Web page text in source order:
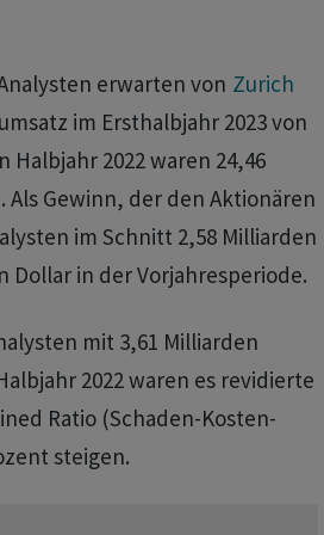
erwarten von Zurich
im Ersthalbjahr 2023 von
Halbjahr 2022 waren 24,46
Gewinn, der den Aktionären
im Schnitt 2,58 Milliarden
Dollar in der Vorjahresperiode.
mit 3,61 Milliarden
2022 waren es revidierte
Ratio (Schaden-Kosten-
steigen.